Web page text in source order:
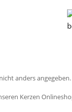
anders angegeben.
Kerzen